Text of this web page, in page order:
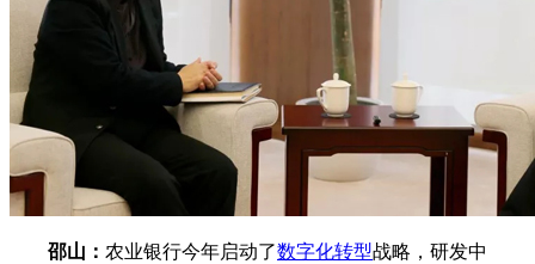
邵山： 农业银行今年启动了数字化转型战略，研发中